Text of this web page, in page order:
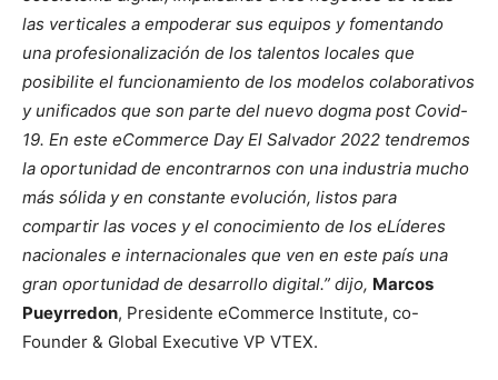
las verticales a empoderar sus equipos y fomentando
una profesionalización de los talentos locales que
posibilite el funcionamiento de los modelos colaborativos
y unificados que son parte del nuevo dogma post Covid-
19. En este eCommerce Day El Salvador 2022 tendremos
la oportunidad de encontrarnos con una industria mucho
más sólida y en constante evolución, listos para
compartir las voces y el conocimiento de los eLíderes
nacionales e internacionales que ven en este país una
gran oportunidad de desarrollo digital.” dijo, Marcos
Pueyrredon, Presidente eCommerce Institute, co-
Founder & Global Executive VP VTEX.